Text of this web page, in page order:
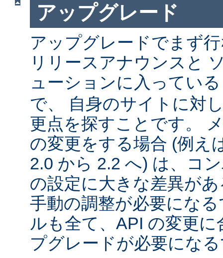
アップグレード
アップグレードでまず
リリースアナウンスと
ューションに入ってい
で、 自身のサイトに対
更点を探すことです。
の変更をする場合 (例え
2.0 から 2.2 へ) は、コ
の設定に大きな差異が
手動の調整が必要にな
ルも全て、API の変更
プグレードが必要にな